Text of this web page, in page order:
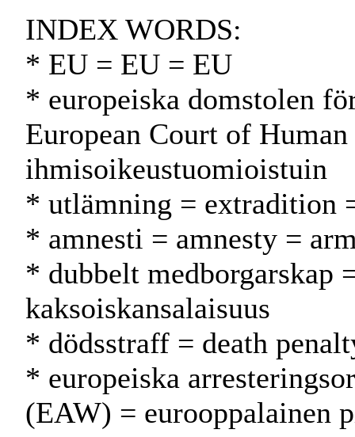
INDEX WORDS:
* EU = EU = EU
* europeiska domstolen
European Court of
ihmisoikeustuomioistuin
* utlämning = extradition
* amnesti = amnesty =
* dubbelt medborgarskap
kaksoiskansalaisuus
* dödsstraff = death
* europeiska
(EAW) = eurooppalainen